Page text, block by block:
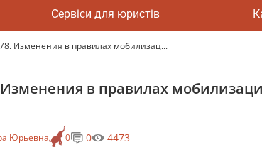
Сервіси для юристів
Изменения в правилах мобилизац...
Изменения в правилах
Юрьевна 0 0 4473